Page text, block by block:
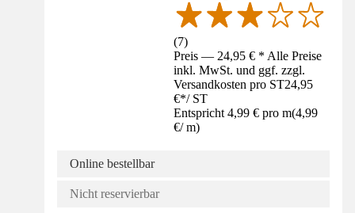
(7)
Preis — 24,95 € * Alle Preise
inkl. MwSt. und ggf. zzgl.
Versandkosten pro ST24,95
€*/ ST
Entspricht 4,99 € pro m(4,99
€/ m)
Online bestellbar
Nicht reservierbar